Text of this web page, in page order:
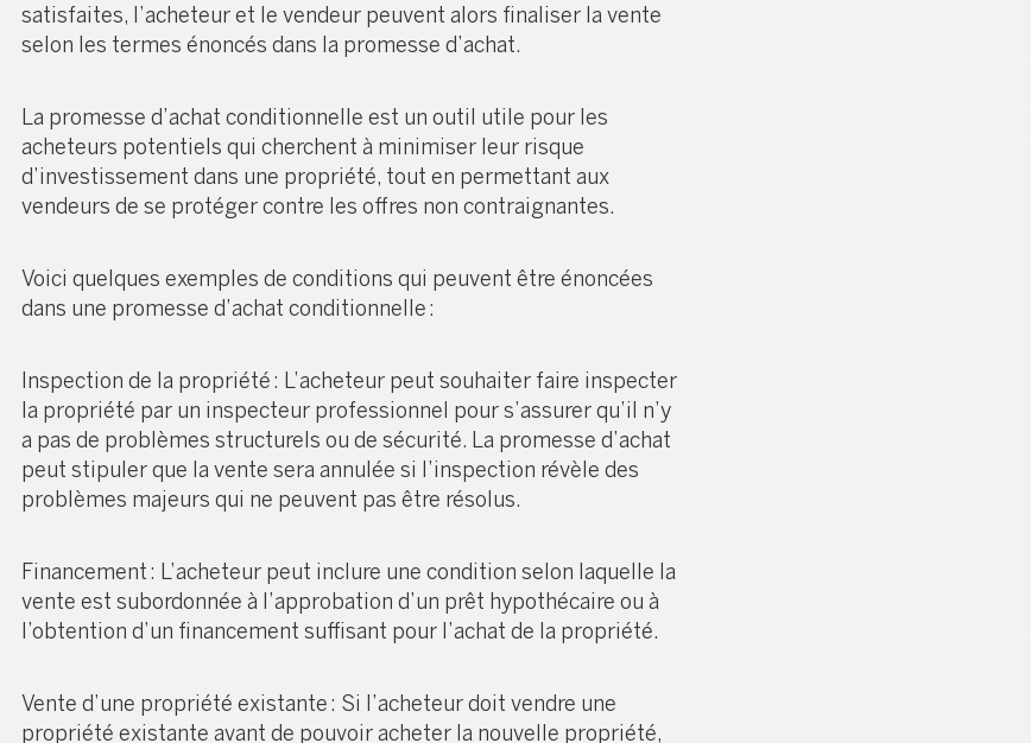
satisfaites, l’acheteur et le vendeur peuvent alors finaliser la vente
selon les termes énoncés dans la promesse d’achat.
La promesse d’achat conditionnelle est un outil utile pour les
acheteurs potentiels qui cherchent à minimiser leur risque
d’investissement dans une propriété, tout en permettant aux
vendeurs de se protéger contre les offres non contraignantes.
Voici quelques exemples de conditions qui peuvent être énoncées
dans une promesse d’achat conditionnelle :
Inspection de la propriété : L’acheteur peut souhaiter faire inspecter
la propriété par un inspecteur professionnel pour s’assurer qu’il n’y
a pas de problèmes structurels ou de sécurité. La promesse d’achat
peut stipuler que la vente sera annulée si l’inspection révèle des
problèmes majeurs qui ne peuvent pas être résolus.
Financement : L’acheteur peut inclure une condition selon laquelle la
vente est subordonnée à l’approbation d’un prêt hypothécaire ou à
l’obtention d’un financement suffisant pour l’achat de la propriété.
Vente d’une propriété existante : Si l’acheteur doit vendre une
propriété existante avant de pouvoir acheter la nouvelle propriété,